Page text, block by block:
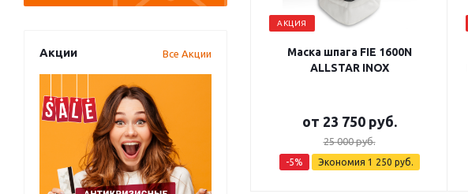
АКЦИЯ
Маска шпага FIE 1600N
ALLSTAR INOX
от 23 750 руб.
25 000 руб.
-5% Экономия 1 250 руб.
Акции Все Акции